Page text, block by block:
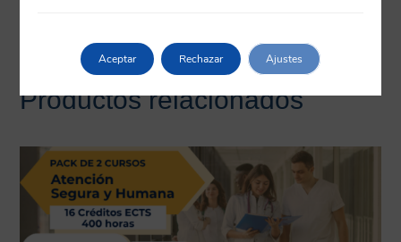
Productos relacionados
Aceptar Rechazar Ajustes